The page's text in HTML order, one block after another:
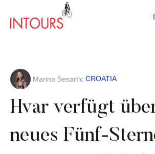
Marina Sesartic CROATIA
Hvar verfügt
neues Fünf-